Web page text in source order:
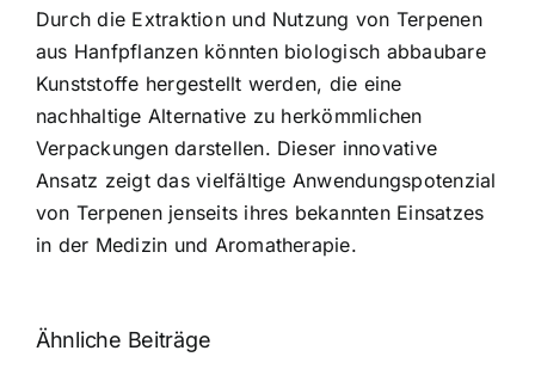
Durch die Extraktion und Nutzung von Terpenen
aus Hanfpflanzen könnten biologisch abbaubare
Kunststoffe hergestellt werden, die eine
nachhaltige Alternative zu herkömmlichen
Verpackungen darstellen. Dieser innovative
Ansatz zeigt das vielfältige Anwendungspotenzial
von Terpenen jenseits ihres bekannten Einsatzes
in der Medizin und Aromatherapie.
Ähnliche Beiträge
Neue THC-